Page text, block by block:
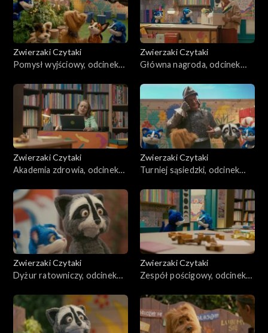
Zwierzaki Czytaki
Pomysł wyjściowy, odcinek
Zwierzaki Czytaki
Główna nagroda, odcinek
Zwierzaki Czytaki
Akademia zdrowia, odcinek
Zwierzaki Czytaki
Turniej sąsiedzki, odcinek
Zwierzaki Czytaki
Dyżur ratowniczy, odcinek
Zwierzaki Czytaki
Zespół pościgowy, odcinek